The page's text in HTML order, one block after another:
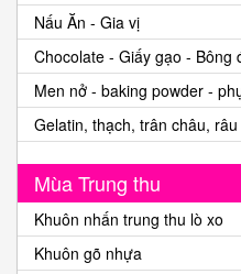
Nấu Ăn - Gia vị
Chocolate - Giấy gạo - Bông
Men nở - baking powder -
Gelatin, thạch, trân châu, râu
Mùa Trung thu
Khuôn nhấn trung thu lò xo
Khuôn gõ nhựa